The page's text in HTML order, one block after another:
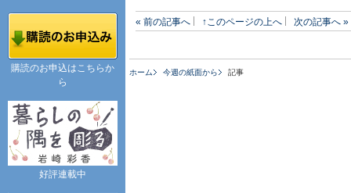
« 前の記事へ ↑このページの上へ 次の記事へ »
ホーム 今週の紙面から 記事
購読のお申込はこちらか
ら
好評連載中